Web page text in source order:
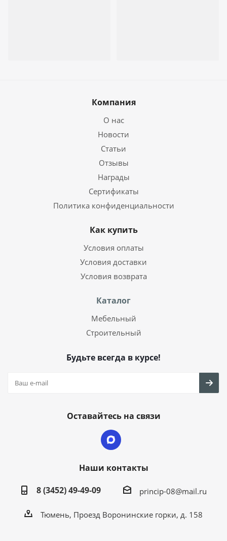
Компания
О нас
Новости
Статьи
Отзывы
Награды
Сертификаты
Политика конфиденциальности
Как купить
Условия оплаты
Условия доставки
Условия возврата
Каталог
Мебельный
Строительный
Будьте всегда в курсе!
Оставайтесь на связи
Наши контакты
8 (3452) 49-49-09
princip-08@mail.ru
Тюмень, Проезд Воронинские горки, д. 158